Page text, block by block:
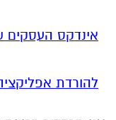
בפרסומינו